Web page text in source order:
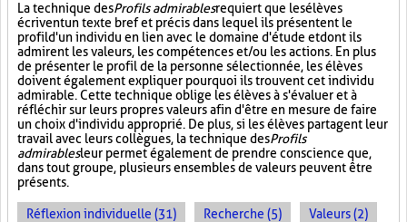
La technique desProfils admirablesrequiert que les élèves
écrivent un texte bref et précis dans lequel ils présentent le
profil d'un individu en lien avec le domaine d'étude et dont ils
admirent les valeurs, les compétences et/ou les actions. En plus
de présenter le profil de la personne sélectionnée, les élèves
doivent également expliquer pourquoi ils trouvent cet individu
admirable. Cette technique oblige les élèves à s'évaluer et à
réfléchir sur leurs propres valeurs afin d'être en mesure de faire
un choix d'individu approprié. De plus, si les élèves partagent leur
travail avec leurs collègues, la technique desProfils
admirablesleur permet également de prendre conscience que,
dans tout groupe, plusieurs ensembles de valeurs peuvent être
présents.
Réflexion individuelle (31) Recherche (5) Valeurs (2)